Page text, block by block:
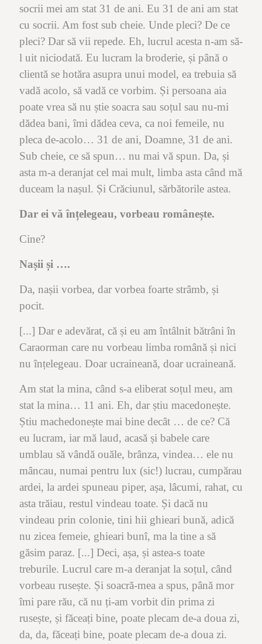
socrii mei am stat 31 de ani. Eu 31 de ani am stat
cu socrii. Am fost sub cheie. Unde pleci? De ce
pleci? Dar să vii repede. Eh, lucrul acesta n-am să-
l uit niciodată. Eu lucram la broderie, și până o
clientă se hotăra asupra unui model, ea trebuia să
vadă acolo, să vadă ce vorbim. Și persoana aia
poate vrea să nu știe soacra sau soțul sau nu-mi
dădea bani, îmi dădea ceva, ca noi femeile, nu
pleca de-acolo… 31 de ani, Doamne, 31 de ani.
Sub cheie, ce să spun… nu mai vă spun. Da, și
asta m-a deranjat cel mai mult, limba asta când mă
duceam la nașul. Și Crăciunul, sărbătorile astea.
Dar ei vă înțelegeau, vorbeau românește.
Cine?
Nașii și ….
Da, nașii vorbea, dar vorbea foarte strâmb, și
pocit.
[...] Dar e adevărat, că și eu am întâlnit bătrâni în
Caraorman care nu vorbeau limba română și nici
nu înțelegeau. Doar ucraineană, doar ucraineană.
Am stat la mina, când s-a eliberat soțul meu, am
stat la mina… 11 ani. Eh, dar știu macedonește.
Știu machedonește mai bine decât … de ce? Că
eu lucram, iar mă laud, acasă și babele care
umblau să vândă ouăle, brânza, vindea… ele nu
mâncau, numai pentru lux (sic!) lucrau, cumpărau
ardei, la ardei spuneau piper, așa, lâcumi, rahat, cu
asta trăiau, restul vindeau toate. Și dacă nu
vindeau prin colonie, tini hii ghieari bună, adică
nu zicea femeie, ghieari bunî, ma la tine a să
găsim paraz. [...] Deci, așa, și astea-s toate
treburile. Lucrul care m-a deranjat la soțul, când
vorbeau rusește. Și soacră-mea a spus, până mor
îmi pare rău, că nu ți-am vorbit din prima zi
rusește, și făceați bine, poate plecam de-a doua zi,
da, da, făceați bine, poate plecam de-a doua zi.